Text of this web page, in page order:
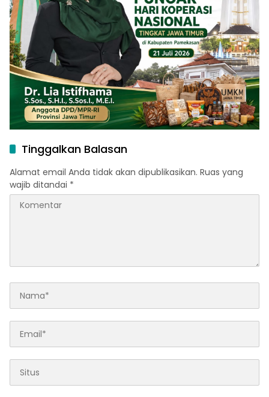
Tinggalkan Balasan
Alamat email Anda tidak akan dipublikasikan. Ruas yang
wajib ditandai *